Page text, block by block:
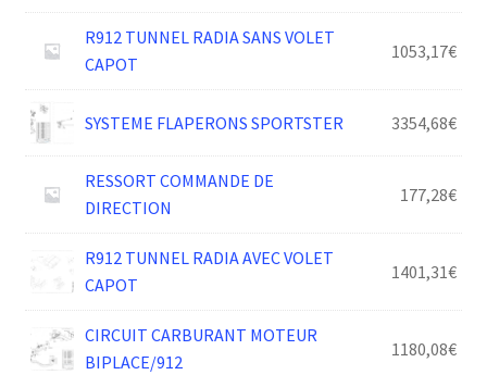
R912 TUNNEL RADIA SANS VOLET
CAPOT
1053,17€
SYSTEME FLAPERONS SPORTSTER 3354,68€
RESSORT COMMANDE DE
DIRECTION
177,28€
R912 TUNNEL RADIA AVEC VOLET
CAPOT
1401,31€
CIRCUIT CARBURANT MOTEUR
BIPLACE/912
1180,08€